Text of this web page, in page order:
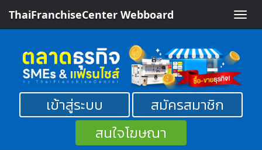
Toggle
ThaiFranchiseCenter Webboard
เข้าสู่ระบบ
สมัครสมาชิก
สนใจโฆษณา